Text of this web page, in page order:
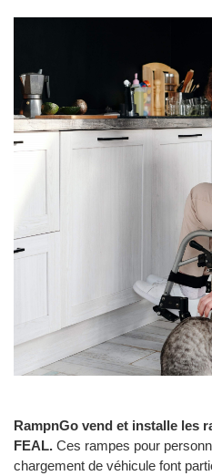
RampnGo vend et installe les
FEAL. Ces rampes pour
chargement de véhicule font